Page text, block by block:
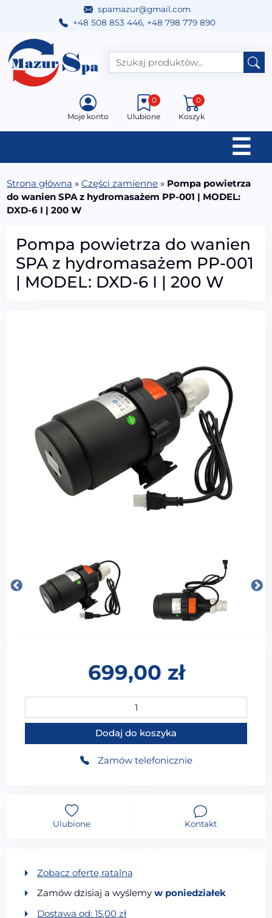
spamazur@gmail.com
+48 508 853 446, +48 798 779 890
Przejdź do treści
Main Navigation
Moje konto Ulubione
0
Koszyk
0
☰
Strona główna »Części zamienne » Pompa powietrza
do wanien SPA z hydromasażem PP-001 | MODEL:
DXD-6 I | 200 W
Pompa powietrza do wanien
SPA z hydromasażem PP-001
| MODEL: DXD-6 I | 200 W
699,00 zł
ilość Pompa powietrza do wanien SPA z
Dodaj do koszyka
Zamów telefonicznie
Ulubione Kontakt
Zobacz ofertę ratalną
Zamów dzisiaj a wyślemyw poniedziałek
Dostawa od:15,00zł